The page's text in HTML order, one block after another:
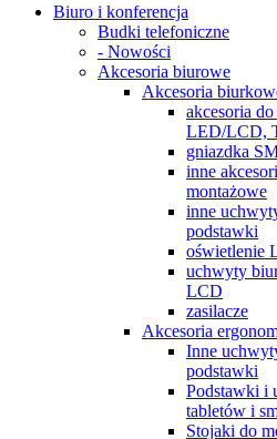
Biuro i konferencja
Budki telefoniczne
- Nowości
Akcesoria biurowe
Akcesoria
akcesoria
LED/LCD,
gniazdka
inne
montażowe
inne
podstawki
oświetlenie
uchwyty
LCD
zasilacze
Akcesoria
Inne
podstawki
Podstawki i
tabletów i
Stojaki do